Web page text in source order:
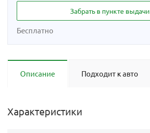
Бесплатно
Забрать в пункте выдачи
Описание Подходит к авто
Характеристики